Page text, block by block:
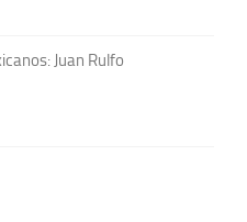
Juan Rulfo